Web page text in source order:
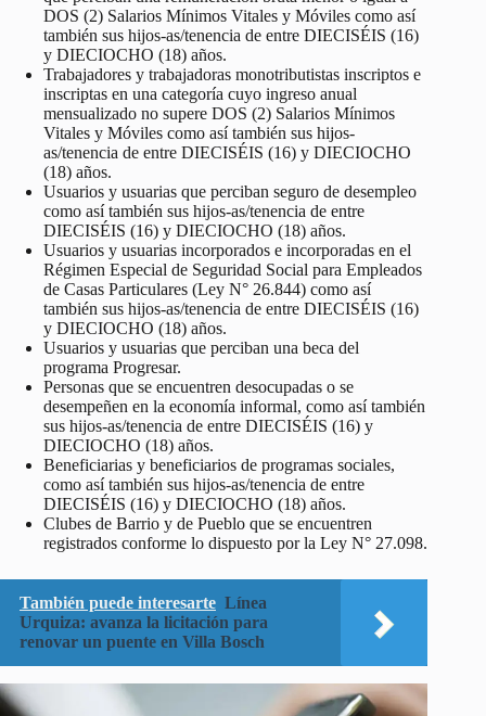
DOS (2) Salarios Mínimos Vitales y Móviles como así
también sus hijos-as/tenencia de entre DIECISÉIS (16)
y DIECIOCHO (18) años.
Trabajadores y trabajadoras monotributistas inscriptos e
inscriptas en una categoría cuyo ingreso anual
mensualizado no supere DOS (2) Salarios Mínimos
Vitales y Móviles como así también sus hijos-
as/tenencia de entre DIECISÉIS (16) y DIECIOCHO
(18) años.
Usuarios y usuarias que perciban seguro de desempleo
como así también sus hijos-as/tenencia de entre
DIECISÉIS (16) y DIECIOCHO (18) años.
Usuarios y usuarias incorporados e incorporadas en el
Régimen Especial de Seguridad Social para Empleados
de Casas Particulares (Ley N° 26.844) como así
también sus hijos-as/tenencia de entre DIECISÉIS (16)
y DIECIOCHO (18) años.
Usuarios y usuarias que perciban una beca del
programa Progresar.
Personas que se encuentren desocupadas o se
desempeñen en la economía informal, como así también
sus hijos-as/tenencia de entre DIECISÉIS (16) y
DIECIOCHO (18) años.
Beneficiarias y beneficiarios de programas sociales,
como así también sus hijos-as/tenencia de entre
DIECISÉIS (16) y DIECIOCHO (18) años.
Clubes de Barrio y de Pueblo que se encuentren
registrados conforme lo dispuesto por la Ley N° 27.098.
También puede interesarte Línea
Urquiza: avanza la licitación para
renovar un puente en Villa Bosch